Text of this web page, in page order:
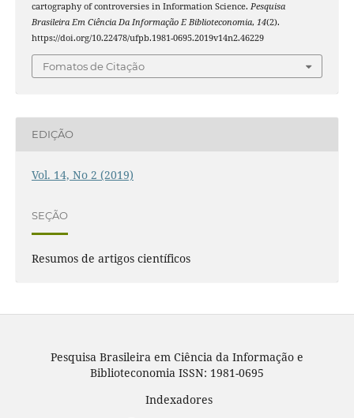
cartography of controversies in Information Science. Pesquisa
Brasileira Em Ciência Da Informação E Biblioteconomia, 14(2).
https://doi.org/10.22478/ufpb.1981-0695.2019v14n2.46229
Fomatos de Citação
EDIÇÃO
Vol. 14, No 2 (2019)
SEÇÃO
Resumos de artigos científicos
Pesquisa Brasileira em Ciência da Informação e
Biblioteconomia ISSN: 1981-0695
Indexadores